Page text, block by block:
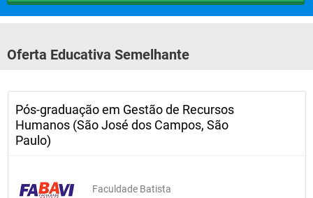
Oferta Educativa Semelhante
Pós-graduação em Gestão de Recursos
Humanos (São José dos Campos, São
Paulo)
Faculdade Batista